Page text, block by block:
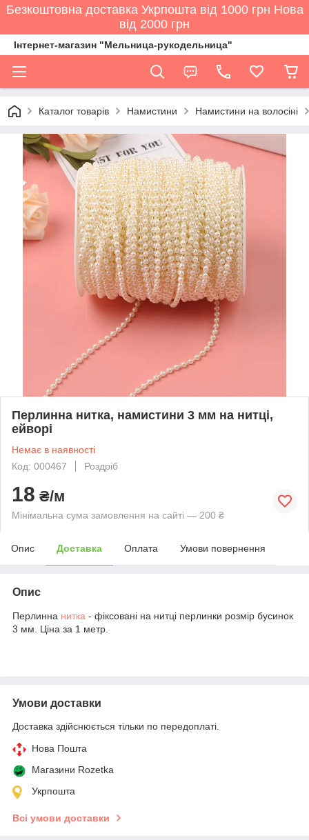
Безкоштовна доставка Укрпошта від 1000 грн Нова
від 2000 грн
Інтернет-магазин "Мельница-рукодельница"
Каталог товарів Намистини Намистини на волосіні
Перлинна нитка, намистини 3 мм на нитці,
ейворі
Немає в наявності
Код: 000467
Роздріб
18 ₴/м
Мінімальна сума замовлення на сайті — 200 ₴
Опис Доставка Оплата Умови повернення
Опис
Перлинна нитка - фіксовані на нитці перлинки розмір бусинок
3 мм. Ціна за 1 метр.
Умови доставки
Доставка здійснюється тільки по передоплаті.
Нова Пошта
Магазини Rozetka
Укрпошта
Всі умови доставки